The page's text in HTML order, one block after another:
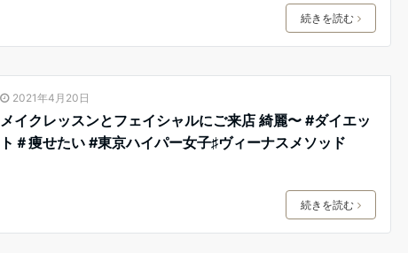
続きを読む
2021年4月20日
メイクレッスンとフェイシャルにご来店️ 綺麗〜 #ダイエッ
ト＃痩せたい #東京ハイパー女子♯ヴィーナスメソッド
続きを読む